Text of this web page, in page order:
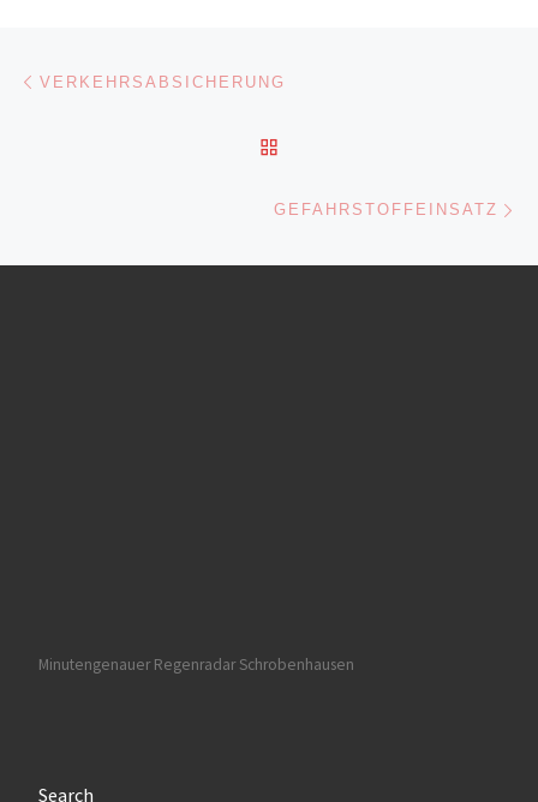
Beitragsnavigation
VERKEHRSABSICHERUNG
GEFAHRSTOFFEINSATZ
Minutengenauer Regenradar Schrobenhausen
Search